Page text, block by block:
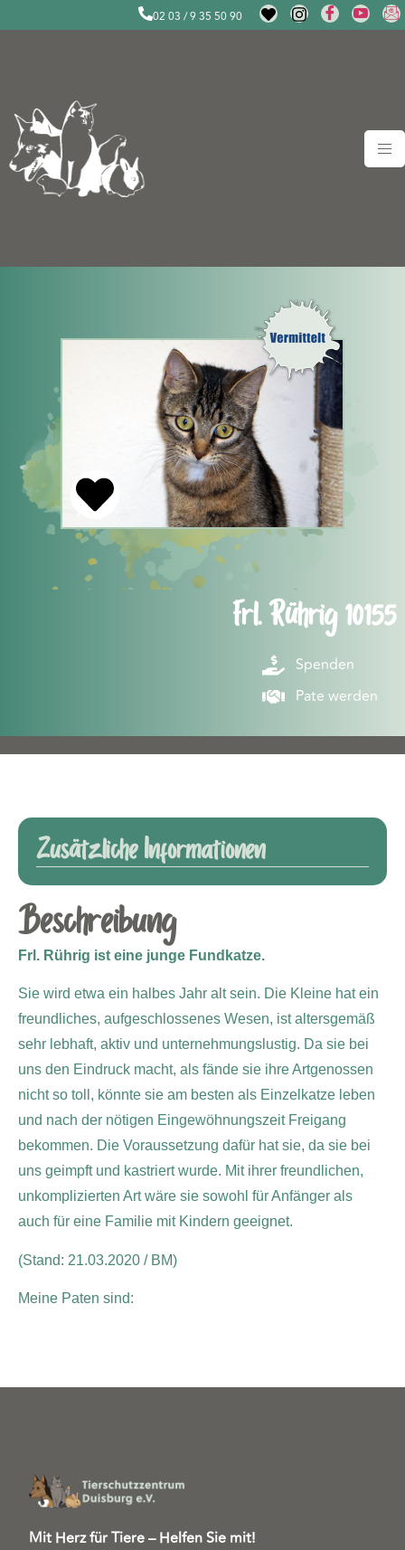
02 03 / 9 35 50 90
Frl. Rührig 10155
Spenden
Pate werden
Zusätzliche Informationen
Beschreibung
Frl. Rührig ist eine junge Fundkatze.
Sie wird etwa ein halbes Jahr alt sein. Die Kleine hat ein
freundliches, aufgeschlossenes Wesen, ist altersgemäß
sehr lebhaft, aktiv und unternehmungslustig. Da sie bei
uns den Eindruck macht, als fände sie ihre Artgenossen
nicht so toll, könnte sie am besten als Einzelkatze leben
und nach der nötigen Eingewöhnungszeit Freigang
bekommen. Die Voraussetzung dafür hat sie, da sie bei
uns geimpft und kastriert wurde. Mit ihrer freundlichen,
unkomplizierten Art wäre sie sowohl für Anfänger als
auch für eine Familie mit Kindern geeignet.
(Stand: 21.03.2020 / BM)
Meine Paten sind:
Mit Herz für Tiere – Helfen Sie mit!